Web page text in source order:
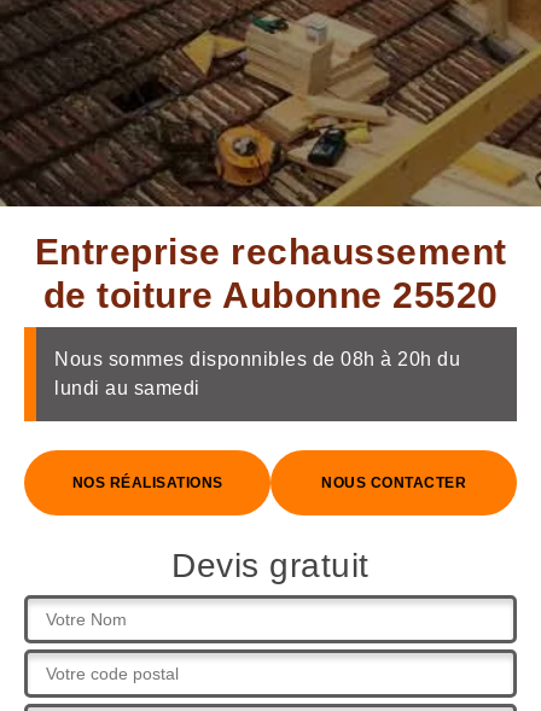
Entreprise rechaussement
de toiture Aubonne 25520
Nous sommes disponnibles de 08h à 20h du
lundi au samedi
NOS RÉALISATIONS NOUS CONTACTER
Devis gratuit